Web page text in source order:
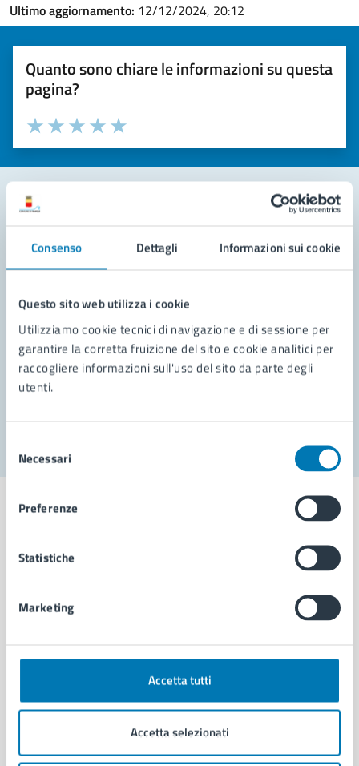
Consenso Dettagli Informazioni sui cookie
Questo sito web utilizza i cookie
Utilizziamo cookie tecnici di navigazione e di sessione per
garantire la corretta fruizione del sito e cookie analitici per
raccogliere informazioni sull'uso del sito da parte degli
utenti.
delNecessari
Preferenze
Statistiche
Marketing
Accetta tutti
Accetta selezionati
Ultimo aggiornamento: 12/12/2024, 20:12
Quanto sono chiare le informazioni su questa
pagina?
Valuta la chiarezza delle informazioni (da 1 a 5 stelle)
Seleziona il numero di stelle per valutare la chiarezza delle
Valuta 5 stelle su 5
Valuta 4 stelle su 5
Valuta 3 stelle su 5
Valuta 2 stelle su 5
Valuta 1 stelle su 5
Leggi le domande frequenti
Richiedi assistenza
Prenota appuntamento
Problemi in città
Comune di Napoli
AMMINISTRAZIONE
Organi di governo
Enti e fondazioni
Personale amministrativo